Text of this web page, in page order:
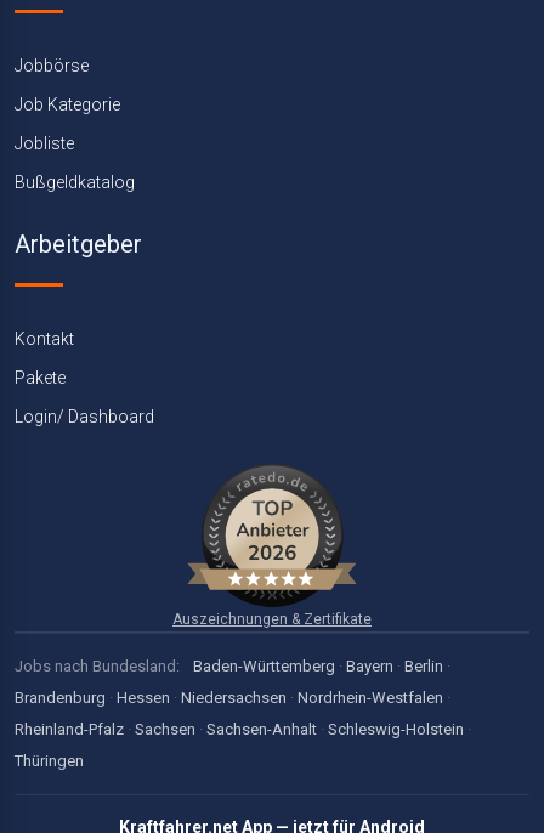
Jobbörse
Job Kategorie
Jobliste
Bußgeldkatalog
Arbeitgeber
Kontakt
Pakete
Login/ Dashboard
Auszeichnungen & Zertifikate
Jobs nach Bundesland: Baden-Württemberg · Bayern · Berlin ·
Brandenburg · Hessen · Niedersachsen · Nordrhein-Westfalen ·
Rheinland-Pfalz · Sachsen · Sachsen-Anhalt · Schleswig-Holstein ·
Thüringen
Kraftfahrer.net App — jetzt für Android